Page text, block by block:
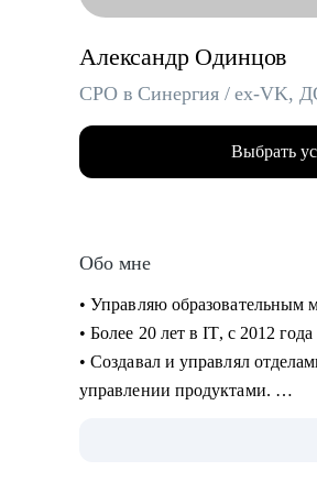
Александр Одинцов
CPO в Синергия / ex-VK,
Выбрать
Обо мне
• Управляю образовательным
• Более 20 лет в IT, c 2012
• Создавал и управлял
управлении продуктами.
• Развивал метрики в b2c